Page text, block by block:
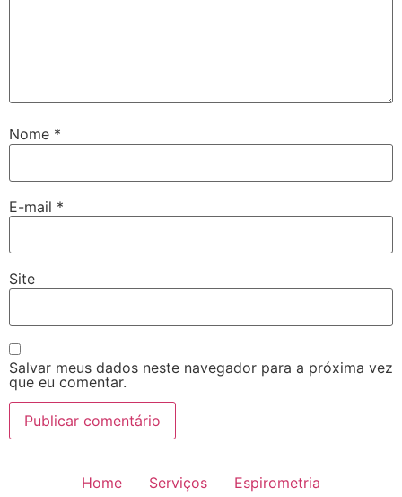
Nome *
E-mail *
Site
Salvar meus dados neste navegador para a próxima vez
que eu comentar.
Home Serviços Espirometria